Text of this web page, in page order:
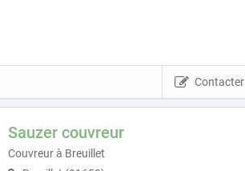
Contacter
Sauzer couvreur
Couvreur à Breuillet